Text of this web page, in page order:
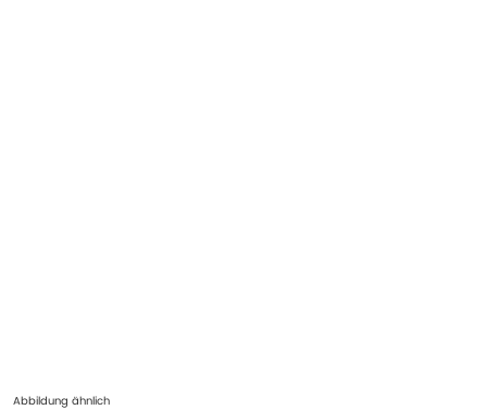
Abbildung ähnlich